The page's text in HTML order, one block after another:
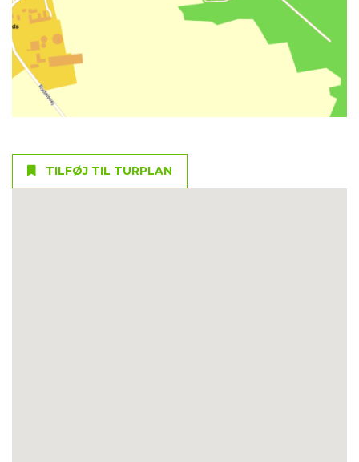
TILFØJ TIL TURPLAN